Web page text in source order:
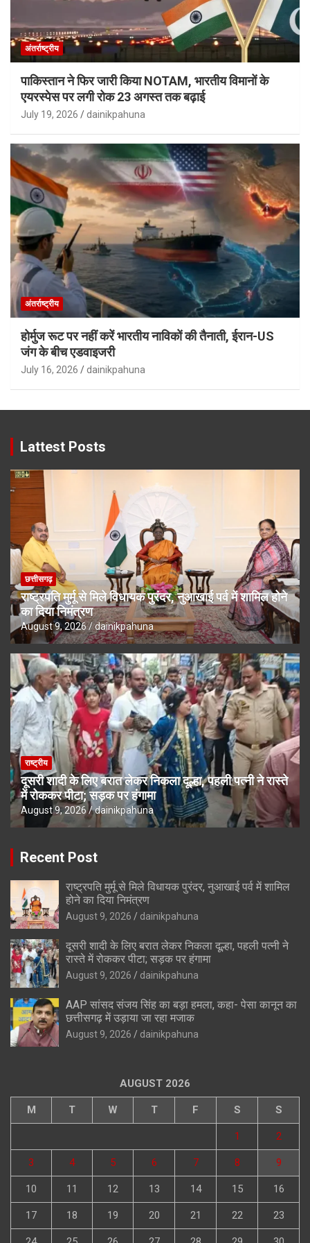
अंतर्राष्ट्रीय
पाकिस्तान ने फिर जारी किया NOTAM, भारतीय विमानों के
एयरस्पेस पर लगी रोक 23 अगस्त तक बढ़ाई
July 19, 2026 dainikpahuna
अंतर्राष्ट्रीय
होर्मुज रूट पर नहीं करें भारतीय नाविकों की तैनाती, ईरान-US
जंग के बीच एडवाइजरी
July 16, 2026 dainikpahuna
Lattest Posts
छत्तीसगढ़
राष्ट्रपति मुर्मू से मिले विधायक पुरंदर, नुआखाई पर्व में शामिल होने
का दिया निमंत्रण
August 9, 2026 dainikpahuna
राष्ट्रीय
दूसरी शादी के लिए बरात लेकर निकला दूल्हा, पहली पत्नी ने रास्ते
में रोककर पीटा; सड़क पर हंगामा
August 9, 2026 dainikpahuna
Recent Post
राष्ट्रपति मुर्मू से मिले विधायक पुरंदर, नुआखाई पर्व में शामिल
होने का दिया निमंत्रण
August 9, 2026 dainikpahuna
दूसरी शादी के लिए बरात लेकर निकला दूल्हा, पहली पत्नी ने
रास्ते में रोककर पीटा; सड़क पर हंगामा
August 9, 2026 dainikpahuna
AAP सांसद संजय सिंह का बड़ा हमला, कहा- पेसा कानून का
छत्तीसगढ़ में उड़ाया जा रहा मजाक
August 9, 2026 dainikpahuna
AUGUST 2026
M T W T F S S
1 2
3 4 5 6 7 8 9
10 11 12 13 14 15 16
17 18 19 20 21 22 23